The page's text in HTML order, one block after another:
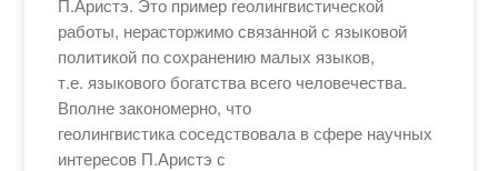
П.Аристэ. Это пример геолингвистической
работы, нерасторжимо связанной с языковой
политикой по сохранению малых языков,
т.е. языкового богатства всего человечества.
Вполне закономерно, что
геолингвистика соседствовала в сфере научных
интересов П.Аристэ с